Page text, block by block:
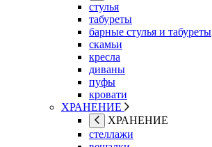
стулья
табуреты
барные стулья и табуреты
скамьи
кресла
диваны
пуфы
кровати
ХРАНЕНИЕ
ХРАНЕНИЕ
стеллажи